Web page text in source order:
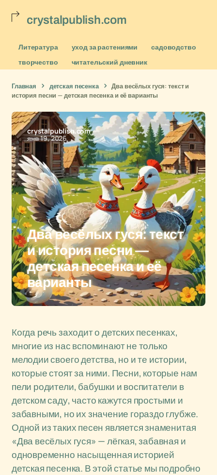
crystalpublish.com
Литература уход за растениями
садоводство
творчество
читательский дневник
Главная детская песенка
Два весёлых гуся: текст и
история песни — детская песенка и её варианты
crystalpublish.com
янв 19, 2026
Два весёлых гуся: текст
и история песни —
детская песенка и её
варианты
Когда речь заходит о детских песенках,
многие из нас вспоминают не только
мелодии своего детства, но и те истории,
которые стоят за ними. Песни, которые нам
пели родители, бабушки и воспитатели в
детском саду, часто кажутся простыми и
забавными, но их значение гораздо глубже.
Одной из таких песен является знаменитая
«Два весёлых гуся» — лёгкая, забавная и
одновременно насыщенная историей
детская песенка. В этой статье мы подробно